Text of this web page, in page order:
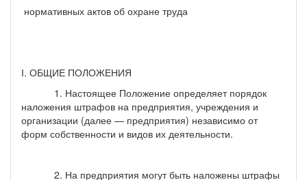
нормативных актов об охране труда
І. ОБЩИЕ ПОЛОЖЕНИЯ
1. Настоящее Положение определяет порядок
наложения штрафов на предприятия, учреждения и
организации (далее — предприятия) независимо от
форм собственности и видов их деятельности.
2. На предприятия могут быть наложены штрафы